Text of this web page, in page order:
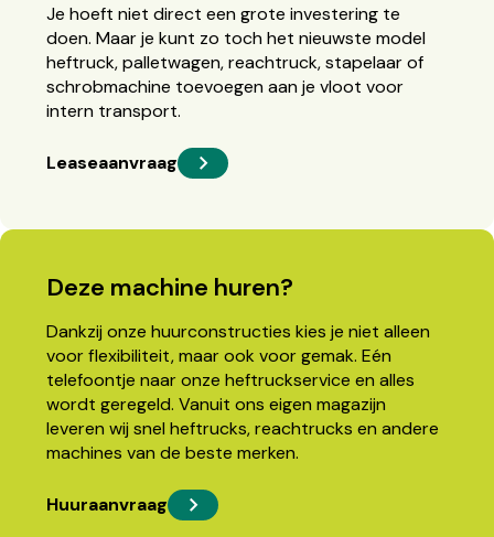
Je hoeft niet direct een grote investering te
doen. Maar je kunt zo toch het nieuwste model
heftruck, palletwagen, reachtruck, stapelaar of
schrobmachine toevoegen aan je vloot voor
intern transport.
Leaseaanvraag
Deze machine huren?
Dankzij onze huurconstructies kies je niet alleen
voor flexibiliteit, maar ook voor gemak. Eén
telefoontje naar onze heftruckservice en alles
wordt geregeld. Vanuit ons eigen magazijn
leveren wij snel heftrucks, reachtrucks en andere
machines van de beste merken.
Huuraanvraag